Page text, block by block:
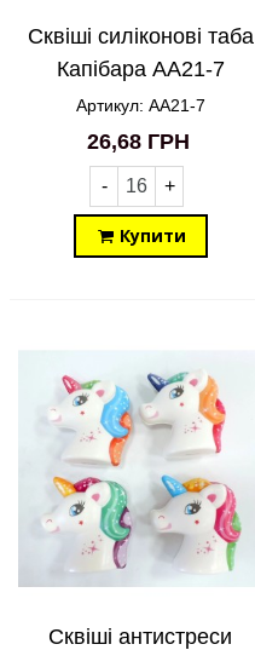
Сквіші силіконові таба
Капібара AA21-7
Артикул: AA21-7
26,68 ГРН
- +
Купити
Сквіші антистреси